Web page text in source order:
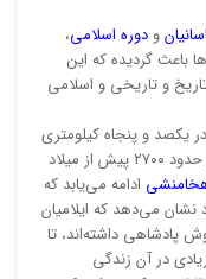
و دوره اسلامی،
باعث گردیده که این
و تاریخی و اسلامی
یکصد و پنجاه کیلومتری
است، شوش از حدود ۲۷۰۰ پیش از میلاد
ادامه می‌یابد که
نشان می‌دهد که ایلامیان
شهر شوش پادشاهی داشته‌اند، تا
در آن زندگی